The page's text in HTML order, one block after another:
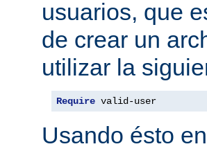
usuarios, que
de crear un
utilizar la
Require valid-user
Usando ésto